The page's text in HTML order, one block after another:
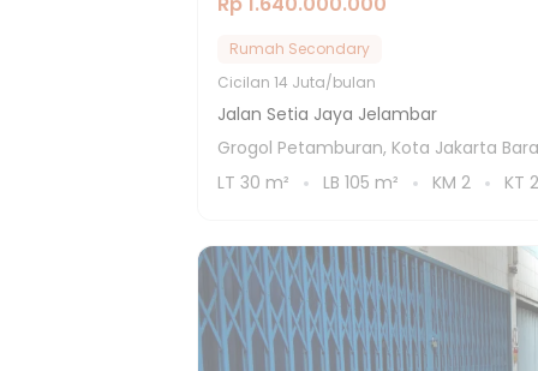
Rumah Secondary
Cicilan 14 Juta/bulan
Jalan Setia Jaya Jelambar
Grogol Petamburan, Kota Jakarta
LT 30 m² LB 105 m² KM 2 KT 2